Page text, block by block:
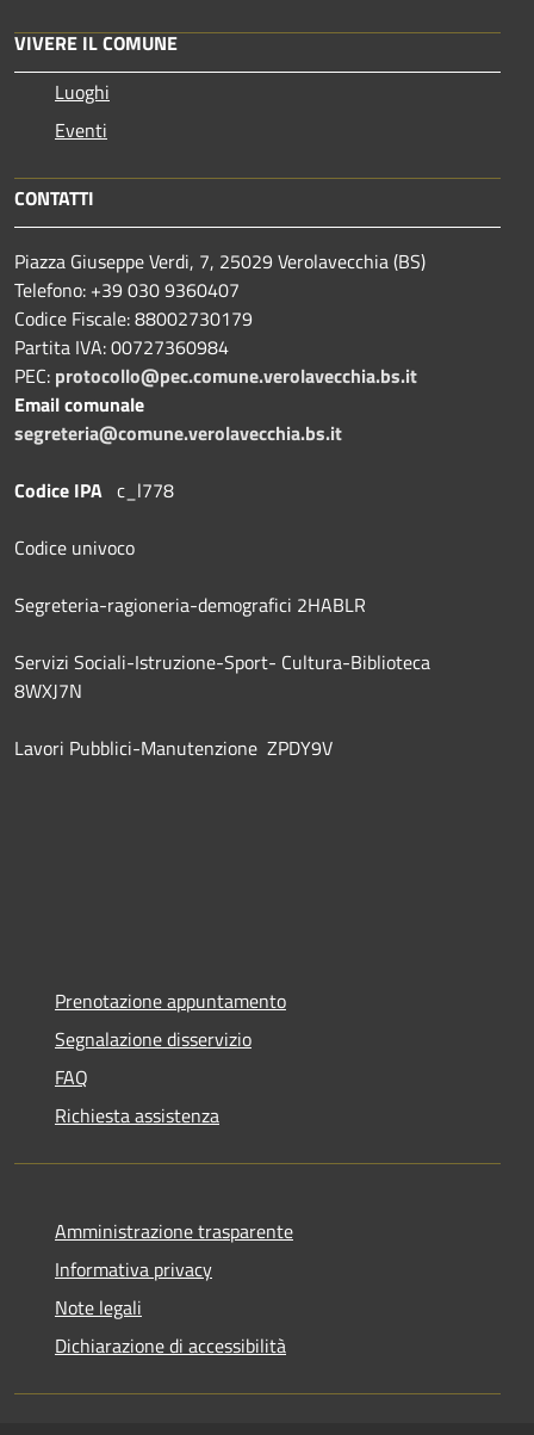
VIVERE IL COMUNE
Luoghi
Eventi
CONTATTI
Piazza Giuseppe Verdi, 7, 25029 Verolavecchia (BS)
Telefono: +39 030 9360407
Codice Fiscale: 88002730179
Partita IVA: 00727360984
PEC: protocollo@pec.comune.verolavecchia.bs.it
Email comunale
segreteria@comune.verolavecchia.bs.it
Codice IPA c_l778
Codice univoco
Segreteria-ragioneria-demografici 2HABLR
Servizi Sociali-Istruzione-Sport- Cultura-Biblioteca
8WXJ7N
Lavori Pubblici-Manutenzione ZPDY9V
Prenotazione appuntamento
Segnalazione disservizio
FAQ
Richiesta assistenza
Amministrazione trasparente
Informativa privacy
Note legali
Dichiarazione di accessibilità